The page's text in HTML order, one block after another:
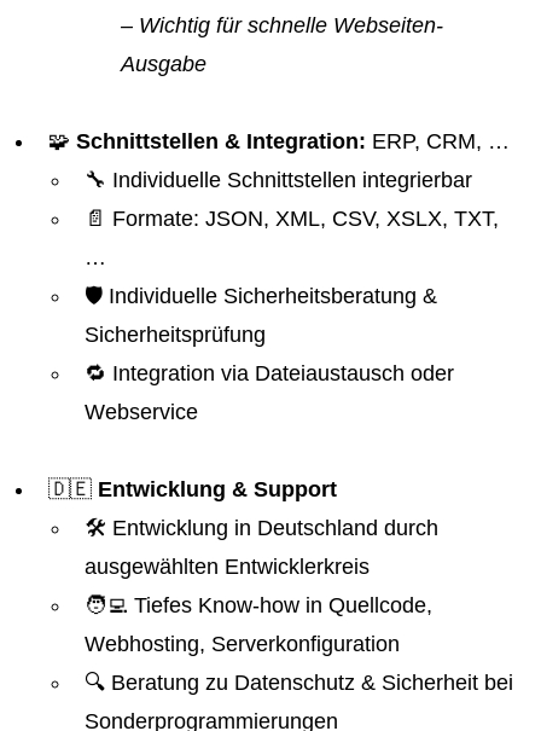
– Wichtig für schnelle Webseiten-
Ausgabe
🧩 Schnittstellen & Integration: ERP, CRM, …
🔧 Individuelle Schnittstellen integrierbar
📄 Formate: JSON, XML, CSV, XSLX, TXT,
…
🛡️ Individuelle Sicherheitsberatung &
Sicherheitsprüfung
🔁 Integration via Dateiaustausch oder
Webservice
🇩🇪 Entwicklung & Support
🛠️ Entwicklung in Deutschland durch
ausgewählten Entwicklerkreis
🧑‍💻 Tiefes Know-how in Quellcode,
Webhosting, Serverkonfiguration
🔍 Beratung zu Datenschutz & Sicherheit bei
Sonderprogrammierungen